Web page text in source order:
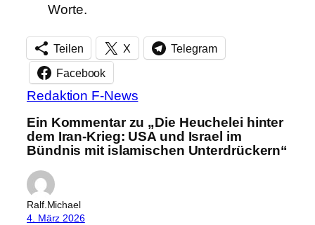
Worte.
Teilen X Telegram
Facebook
Redaktion F-News
Ein Kommentar zu „Die Heuchelei hinter
dem Iran-Krieg: USA und Israel im
Bündnis mit islamischen Unterdrückern“
Ralf.Michael
4. März 2026